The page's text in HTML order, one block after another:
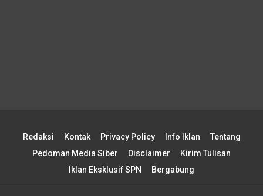
Redaksi Kontak Privacy Policy Info Iklan
Tentang
Pedoman Media Siber
Disclaimer
Kirim Tulisan
Iklan Eksklusif SPN
Bergabung